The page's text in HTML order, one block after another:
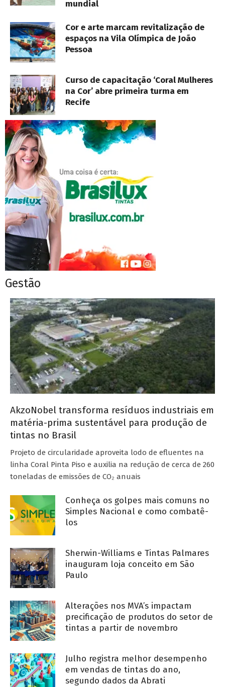
mundial
Cor e arte marcam revitalização de
espaços na Vila Olímpica de João
Pessoa
Curso de capacitação ‘Coral Mulheres
na Cor’ abre primeira turma em
Recife
Gestão
AkzoNobel transforma resíduos industriais em
matéria-prima sustentável para produção de
tintas no Brasil
Projeto de circularidade aproveita lodo de efluentes na
linha Coral Pinta Piso e auxilia na redução de cerca de 260
toneladas de emissões de CO₂ anuais
Conheça os golpes mais comuns no
Simples Nacional e como combatê-
los
Sherwin-Williams e Tintas Palmares
inauguram loja conceito em São
Paulo
Alterações nos MVA’s impactam
precificação de produtos do setor de
tintas a partir de novembro
Julho registra melhor desempenho
em vendas de tintas do ano,
segundo dados da Abrati